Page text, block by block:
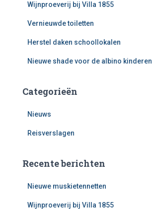
Wijnproeverij bij Villa 1855
Vernieuwde toiletten
Herstel daken schoollokalen
Nieuwe shade voor de albino kinderen
Categorieën
Nieuws
Reisverslagen
Recente berichten
Nieuwe muskietennetten
Wijnproeverij bij Villa 1855